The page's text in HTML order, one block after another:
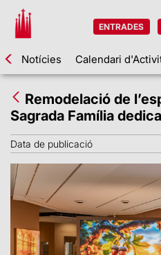
ENTRADES
Notícies Calendari
Remodelació de
Sagrada Família
Data de publicació